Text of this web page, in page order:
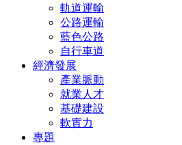
軌道運輸
公路運輸
藍色公路
自行車道
經濟發展
產業脈動
就業人才
基礎建設
軟實力
專題